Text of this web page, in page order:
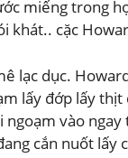
miếng trong
khát.. cặc
lạc dục.
lấy đớp lấy
vào
cắn nuốt lấy